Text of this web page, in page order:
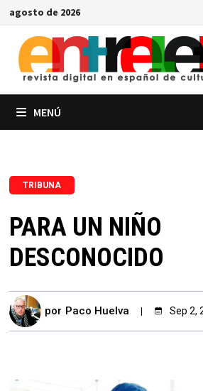
Saltar
contenido
agosto de 2026
MENÚ
TRIBUNA
PARA UN NIÑO
DESCONOCIDO
por Paco Huelva Sep 2,